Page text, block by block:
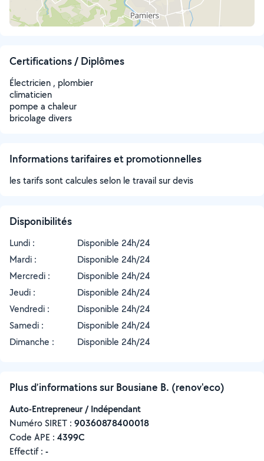
Certifications / Diplômes
Électricien , plombier
climaticien
pompe a chaleur
bricolage divers
Informations tarifaires et promotionnelles
les tarifs sont calcules selon le travail sur devis
Disponibilités
Lundi :
Disponible 24h/24
Mardi :
Disponible 24h/24
Mercredi :
Disponible 24h/24
Jeudi :
Disponible 24h/24
Vendredi :
Disponible 24h/24
Samedi :
Disponible 24h/24
Dimanche :
Disponible 24h/24
Plus d’informations sur Bousiane B. (renov'eco)
Auto-Entrepreneur / Indépendant
Numéro SIRET : ‍90360878400018
Code APE : 4399C
Effectif : -